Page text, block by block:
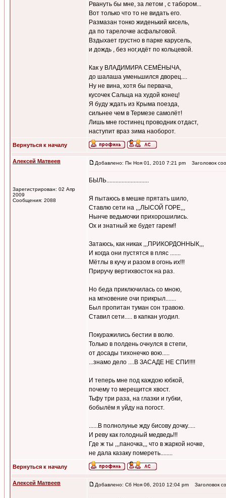
Рвануть бы мне, за летом , с табором...
Вот только что то не видать его.
Размазан тонко жиденький кисель,
да по тарелочке асфальтовой.
Вздыхает грустно в парке карусель,
и дождь , без ног,идёт по кольцевой.
Как у ВЛАДИМИРА СЕМЁНЫЧА,
до шалаша уменьшился дворец....
Ну не вина, хотя бы первача,
кусочек Сальца на худой конец!
Я буду ждать из Крыма поезда,
сильнее чем в Термезе самолёт!
Лишь мне гостинец проводник отдаст,
наступит враз зима наоборот.
Вернуться к началу
Алексей Матвеев
Зарегистрирован: 02 Апр
2009
Сообщения: 2088
Добавлено: Пн Ноя 01, 2010 7:21 pm Заголовок
БЫЛЬ............................
Я пытаюсь в мешке прятать шило,
Ставлю сети на ,,,ЛЫСОЙ ГОРЕ,,,
Нынче ведьмочки прихорошились.
Ох и знатный же будет гарем!!
Затаюсь, как никак ,,,ПРИКОРДОННЫК,,,
И когда они пустятся в пляс .......
Мётлы в кучу и разом в огонь их!!!
Приручу вертихвосток на раз.
Но беда приключилась со мною,
на мгновение очи прикрыл.......
Был пропитан туман сон травою.
Ставил сети..... в капкан угодил.
Покуражились бестии в волю.
Только в полдень очнулся в степи,
от досады тихонечко вою.....
...знамо дело ....В ЗАСАДЕ НЕ СПИ!!!!
И теперь мне под каждою юбкой,
почему то мерещится хвост.
Тьфу три раза, на глазки и губки,
бобылём я уйду на погост.
......В полнолунье жду бисову дочку.....
И реву как голодный медведь!!!
Где ж ты ,,,паночка,,, что в жаркой ночке,
не дала казаку помереть........
Вернуться к началу
Алексей Матвеев Добавлено: Сб Ноя 06, 2010 12:04 pm Заголовок